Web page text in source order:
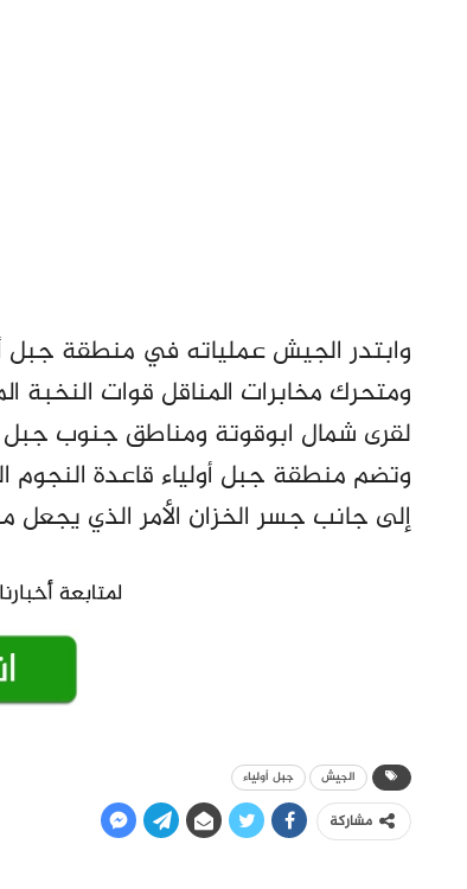
وابتدر الجيش عملياته في منطقة جبل
لقرى شمال ابوقوتة ومناطق جنوب جبل
وتضم منطقة جبل أولياء قاعدة النجوم
إلى جانب جسر الخزان الأمر الذي
الجيش جبل أولياء
مشاركة